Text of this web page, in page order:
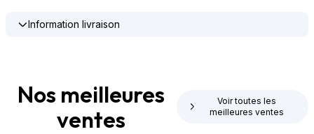
Information livraison
Nos meilleures
ventes
Voir toutes les
meilleures ventes